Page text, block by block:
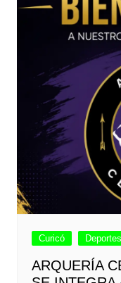
Curicó Deportes
ARQUERÍA